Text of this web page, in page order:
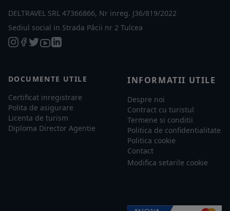
DELTRAVEL SRL 47366866, Nr inreg. J36/819/2022
Sediul social in Strada Păcii nr 2 Tulcea
DOCUMENTE UTILE
Certificat inregistrare
Polita de asigurare
Licenta de turism
Diploma Director Agentie
INFORMATII UTILE
Despre noi
Contract cu turistul
Termene si conditii
Politica de confidentialitate
Politica cookie
Contact
Modifica setarile cookie